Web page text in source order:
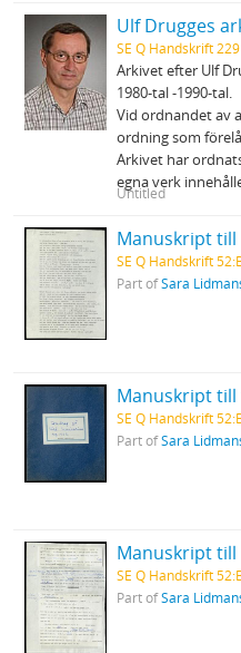
Ulf Drugges
SE Q Handskrift 229
Arkivet efter Ulf
1980-tal -1990-tal.
Vid ordnandet av
ordning som
Arkivet har
egna verk
Untitled
SE Q Handskrift
Part ofSara
SE Q Handskrift
Part ofSara
SE Q Handskrift
Part ofSara